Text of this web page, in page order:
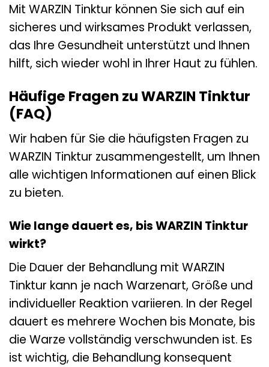
Mit WARZIN Tinktur können Sie sich auf ein
sicheres und wirksames Produkt verlassen,
das Ihre Gesundheit unterstützt und Ihnen
hilft, sich wieder wohl in Ihrer Haut zu fühlen.
Häufige Fragen zu WARZIN Tinktur
(FAQ)
Wir haben für Sie die häufigsten Fragen zu
WARZIN Tinktur zusammengestellt, um Ihnen
alle wichtigen Informationen auf einen Blick
zu bieten.
Wie lange dauert es, bis WARZIN Tinktur
wirkt?
Die Dauer der Behandlung mit WARZIN
Tinktur kann je nach Warzenart, Größe und
individueller Reaktion variieren. In der Regel
dauert es mehrere Wochen bis Monate, bis
die Warze vollständig verschwunden ist. Es
ist wichtig, die Behandlung konsequent